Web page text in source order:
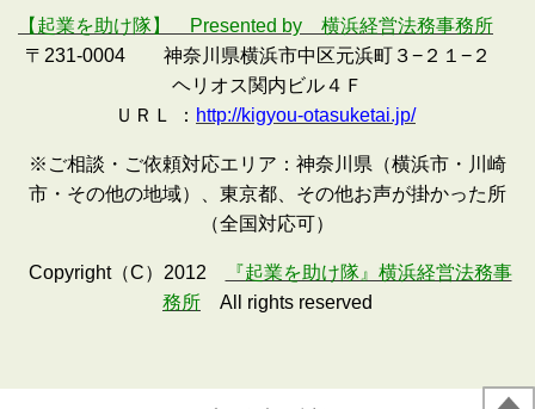
【起業を助け隊】 Presented by 横浜経営法務事務所
〒231-0004 神奈川県横浜市中区元浜町３−２１−２
ヘリオス関内ビル４Ｆ
ＵＲＬ ： http://kigyou-otasuketai.jp/
※ご相談・ご依頼対応エリア：神奈川県（横浜市・川崎
市・その他の地域）、東京都、その他お声が掛かった所
（全国対応可）
Copyright（C）2012
『起業を助け隊』横浜経営法務事
務所 All rights reserved